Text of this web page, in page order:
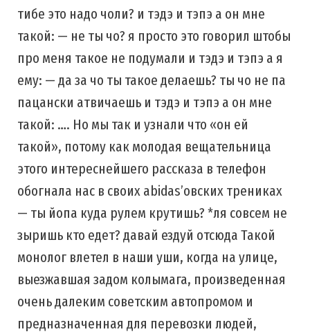
тибе это надо чоли? и тэдэ и тэпэ а он мне
такой: — не ты чо? я просто это говорил штобы
про меня такое не подумали и тэдэ и тэпэ а я
ему: — да за чо ты такое делаешь? ты чо не па
пацански атвичаешь и тэдэ и тэпэ а он мне
такой: …. Но мы так и узнали что «он ей
такой», потому как молодая вещательница
этого интереснейшего рассказа в телефон
обогнала нас в своих abidas’овских трениках
— ты йопа куда рулем крутишь? *ля совсем не
зыришь кто едет? давай ездуй отсюда Такой
монолог влетел в наши уши, когда на улице,
выезжавшая задом колымага, произведенная
очень далеким советским автопромом и
предназначенная для перевозки людей,